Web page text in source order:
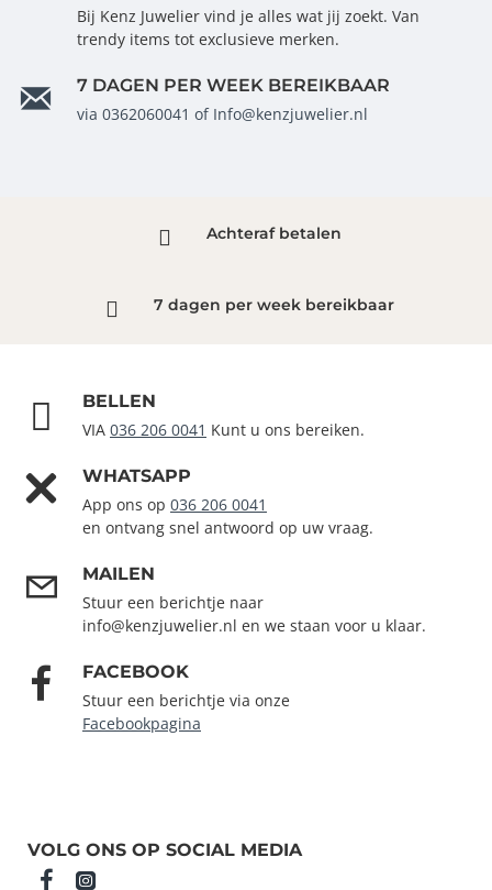
Bij Kenz Juwelier vind je alles wat jij zoekt. Van
trendy items tot exclusieve merken.
7 DAGEN PER WEEK BEREIKBAAR
via 0362060041 of Info@kenzjuwelier.nl
Achteraf betalen
7 dagen per week bereikbaar
BELLEN
VIA 036 206 0041 Kunt u ons bereiken.
WHATSAPP
App ons op 036 206 0041
en ontvang snel antwoord op uw vraag.
MAILEN
Stuur een berichtje naar
info@kenzjuwelier.nl en we staan voor u klaar.
FACEBOOK
Stuur een berichtje via onze
Facebookpagina
VOLG ONS OP SOCIAL MEDIA